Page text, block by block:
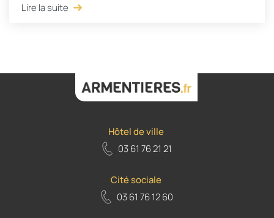
Lire la suite
Hôtel de ville
03 61 76 21 21
Cité sociale
03 61 76 12 60